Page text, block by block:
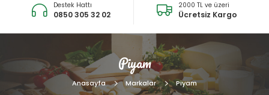
Destek Hattı
0850 305 32 02
2000 TL ve üzeri
Ücretsiz Kargo
Piyam
Anasayfa Markalar Piyam